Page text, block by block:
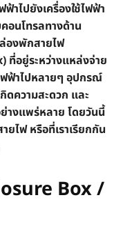
าไปยังเครื่องใช้ไฟฟ้า
อนโทรลทางด้าน
งพักสายไฟ
อยู่ระหว่างแหล่งจ่าย
ฟ้าไปหลายๆ อุปกรณ์
ดความสะดวก และ
ย่างแพร่หลาย โดยวันนี้
ไฟ หรือที่เราเรียกกัน
Box /